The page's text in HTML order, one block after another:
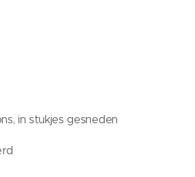
in stukjes gesneden